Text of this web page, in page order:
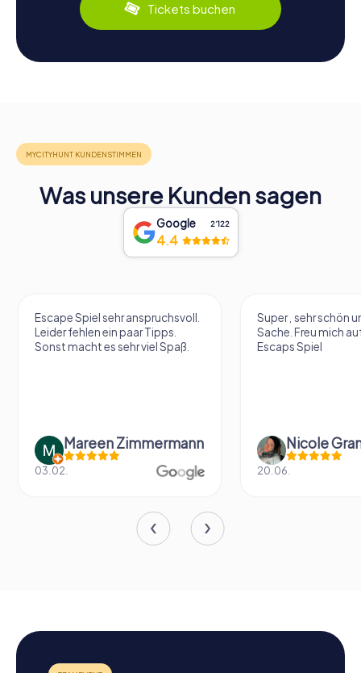
Tickets buchen
Was unsere Kunden sagen
Google 2‘122
4.4
Escape Spiel sehr anspruchsvoll.
Leider fehlen ein paar Tipps.
Sonst macht es sehr viel Spaß.
Mareen Zimmermann
03.02.
Super , sehr schön
Sache. Freu mich
Escaps Spiel
Nicole
20.06.